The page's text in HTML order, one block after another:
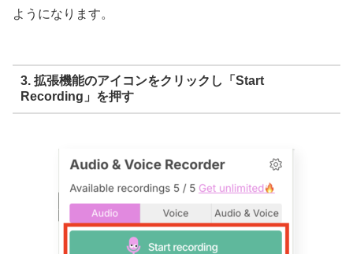
ようになります。
3. 拡張機能のアイコンをクリックし「Start
Recording」を押す